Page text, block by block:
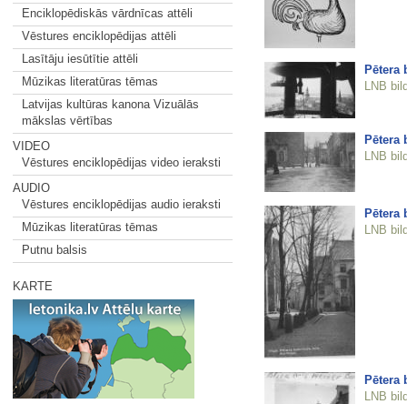
Enciklopēdiskās vārdnīcas attēli
Vēstures enciklopēdijas attēli
Lasītāju iesūtītie attēli
Mūzikas literatūras tēmas
Latvijas kultūras kanona Vizuālās
mākslas vērtības
VIDEO
Vēstures enciklopēdijas video ieraksti
AUDIO
Vēstures enciklopēdijas audio ieraksti
Mūzikas literatūras tēmas
Putnu balsis
KARTE
Pētera
LNB
Pētera
LNB
Pētera
LNB
Pētera
LNB